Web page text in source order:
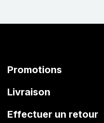
Promotions
Livraison
Effectuer un retour